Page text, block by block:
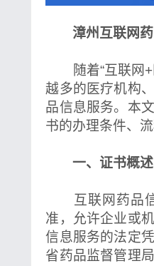
漳州互联网
随着“互联网+
越多的医疗机构
品信息服务。本
书的办理条件、
一、证书概述
互联网药品信
准，允许企业或
信息服务的法定
省药品监督管理